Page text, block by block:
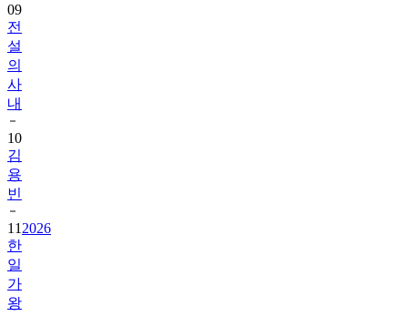
09
전
설
의
사
내
10
김
용
빈
11 2026
한
일
가
왕